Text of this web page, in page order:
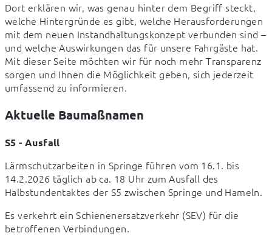
Dort erklären wir, was genau hinter dem Begriff steckt,
welche Hintergründe es gibt, welche Herausforderungen
mit dem neuen Instandhaltungskonzept verbunden sind –
und welche Auswirkungen das für unsere Fahrgäste hat.
Mit dieser Seite möchten wir für noch mehr Transparenz
sorgen und Ihnen die Möglichkeit geben, sich jederzeit
umfassend zu informieren.
Aktuelle Baumaßnamen
S5 - Ausfall
Lärmschutzarbeiten in Springe führen vom 16.1. bis
14.2.2026 täglich ab ca. 18 Uhr zum Ausfall des
Halbstundentaktes der S5 zwischen Springe und Hameln.
Es verkehrt ein Schienenersatzverkehr (SEV) für die
betroffenen Verbindungen.